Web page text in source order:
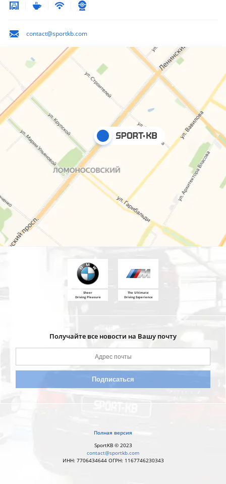
contact@sportkb.com
Sheer
Driving Pleasure
The Ultimate
Driving Experience
Получайте все новости на Вашу почту
Полная версия
SportKB © 2023
contact@sportkb.com
ИНН: 7706434644 ОГРН: 1167746230343